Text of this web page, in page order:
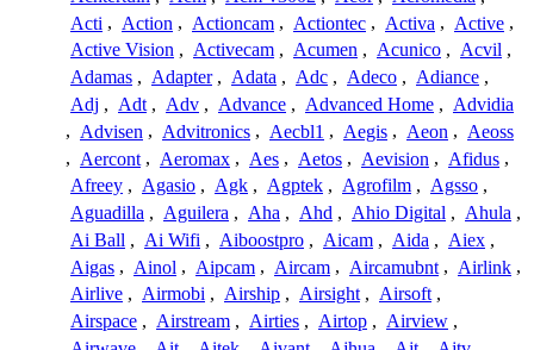
Acti , Action , Actioncam , Actiontec , Activa , Active ,
Active Vision , Activecam , Acumen , Acunico , Acvil ,
Adamas , Adapter , Adata , Adc , Adeco , Adiance ,
Adj , Adt , Adv , Advance , Advanced Home , Advidia
, Advisen , Advitronics , Aecbl1 , Aegis , Aeon , Aeoss
, Aercont , Aeromax , Aes , Aetos , Aevision , Afidus ,
Afreey , Agasio , Agk , Agptek , Agrofilm , Agsso ,
Aguadilla , Aguilera , Aha , Ahd , Ahio Digital , Ahula ,
Ai Ball , Ai Wifi , Aiboostpro , Aicam , Aida , Aiex ,
Aigas , Ainol , Aipcam , Aircam , Aircamubnt , Airlink ,
Airlive , Airmobi , Airship , Airsight , Airsoft ,
Airspace , Airstream , Airties , Airtop , Airview ,